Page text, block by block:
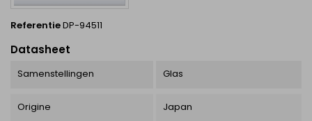
ReferentieDP-94511
Datasheet
Samenstellingen Glas
Origine Japan